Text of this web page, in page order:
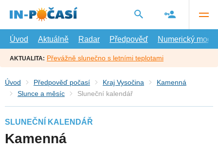
hlavní
Úvod
Aktuálně Radar Předpověď Numerický model
AKTUALITA: Převážně slunečno s letními teplotami
Úvod Předpověď počasí Kraj Vysočina
Kamenná
Slunce a měsíc
Sluneční kalendář
SLUNEČNÍ KALENDÁŘ
Kamenná